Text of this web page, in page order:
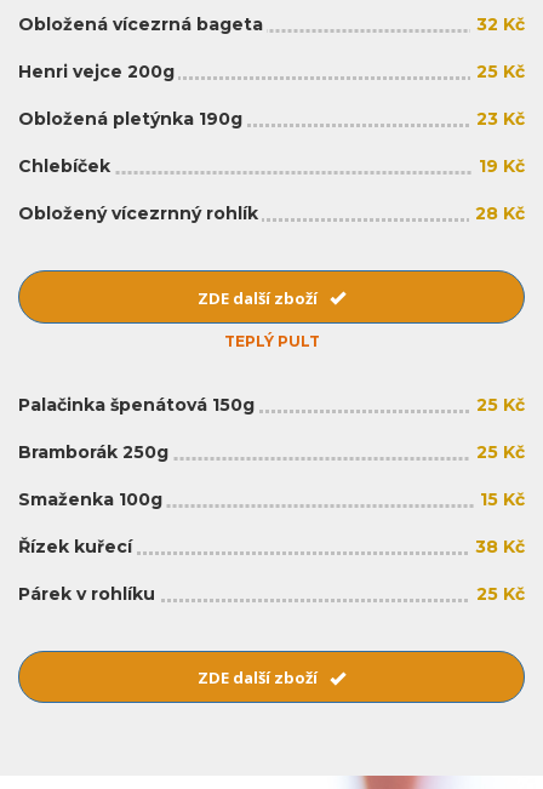
Obložená vícezrná bageta 32 Kč
Henri vejce 200g 25 Kč
Obložená pletýnka 190g 23 Kč
Chlebíček 19 Kč
Obložený vícezrnný rohlík 28 Kč
ZDE další zboží
TEPLÝ PULT
Palačinka špenátová 150g 25 Kč
Bramborák 250g 25 Kč
Smaženka 100g 15 Kč
Řízek kuřecí 38 Kč
Párek v rohlíku 25 Kč
ZDE další zboží